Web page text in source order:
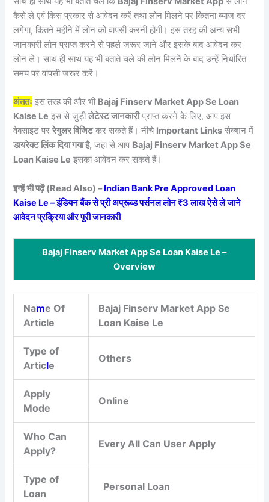
कैसे ले एवं किस प्रकार से आवेदन करें तथा लोन मिलने पर कितना ब्याज दर
लगेगा, कितने महीने में लोन को वापसी करनी होगी। इस तरह की अन्य सभी
जानकारी लोन प्राप्त करने से पहले जरूर जाने और इसके बाद आवेदन कर
लोन ले। साथ ही साथ यह भी बताते चले की लोन मिलने के बाद उन्हें निर्धारित
समय पर वापसी जरूर करें।
अंततः इस तरह की और भी Bajaj Finserv Market App Se Loan
Kaise Le इस से जुड़ीलेटेस्ट जानकारीप्राप्त करने के लिए, आप इस
वेबसाइट पररेगुलर विजिटकर सकते हैं। नीचे Important Links सेक्शन में
डायरेक्ट लिंक दिया गया है, जहां से आप Bajaj Finserv Market App Se
Loan Kaise Le इसका आवेदन कर सकते हैं।
इन्हें भी पढ़ें (Read Also) –Indian Bank Pre Approved Loan
Kaise Le – इंडियन बैंक से प्री अप्रूव्ड पर्सनल लोन ₹3 लाख ऐसे ले जाने
आवेदन प्रक्रिया और पूरी जानकारी
Bajaj Finserv Market App Se Loan Kaise Le –
Overview
Name Of
Article
Bajaj Finserv Market App Se
Loan Kaise Le
Type of
Article
Others
Apply
Mode
Online
Who Can
Apply?
Every All Can User Apply
Type of
Loan
Personal Loan